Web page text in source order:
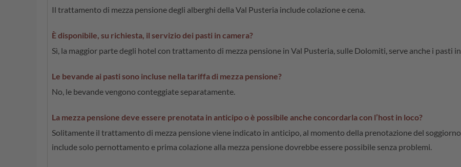
Il trattamento di mezza pensione degli alberghi della Val Pusteria include colazione e cena.
È disponibile, su richiesta, il servizio dei pasti in camera?
Sì, la maggior parte degli hotel con trattamento di mezza pensione in Val Pusteria, sulle Dolomiti, serve anche i pasti
Le bevande ai pasti sono incluse nella tariffa di mezza pensione?
No, le bevande vengono conteggiate separatamente.
La mezza pensione deve essere prenotata in anticipo o è possibile anche concordarla con l’host in loco?
Solitamente il trattamento di mezza pensione viene indicato in anticipo, al momento della prenotazione del
include solo pernottamento e prima colazione alla mezza pensione dovrebbe essere possibile senza problemi.